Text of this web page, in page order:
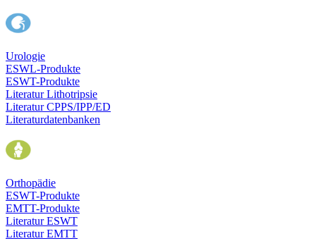
Urologie
ESWL-Produkte
ESWT-Produkte
Literatur Lithotripsie
Literatur CPPS/IPP/ED
Literaturdatenbanken
Orthopädie
ESWT-Produkte
EMTT-Produkte
Literatur ESWT
Literatur EMTT